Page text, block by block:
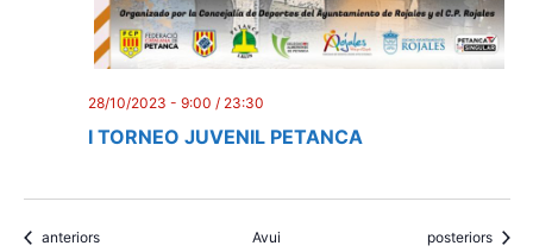
I TORNEO JUVENIL PETANCA
28/10/2023 - 9:00 / 23:30
Esdeveniments
anteriors Avui Esdeveniments
posteriors